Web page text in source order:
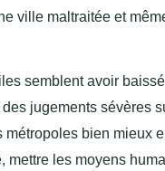
ville maltraitée et
semblent avoir
jugements sévères
bien mieux
mettre les moyens